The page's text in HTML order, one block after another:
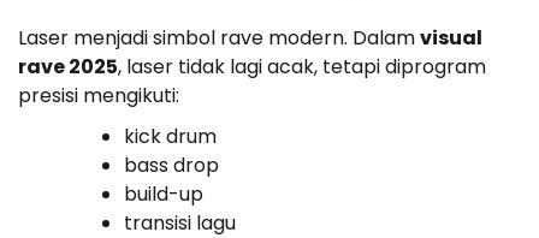
Laser menjadi simbol rave modern. Dalamvisual
rave 2025, laser tidak lagi acak, tetapi diprogram
presisi mengikuti:
kick drum
bass drop
build-up
transisi lagu